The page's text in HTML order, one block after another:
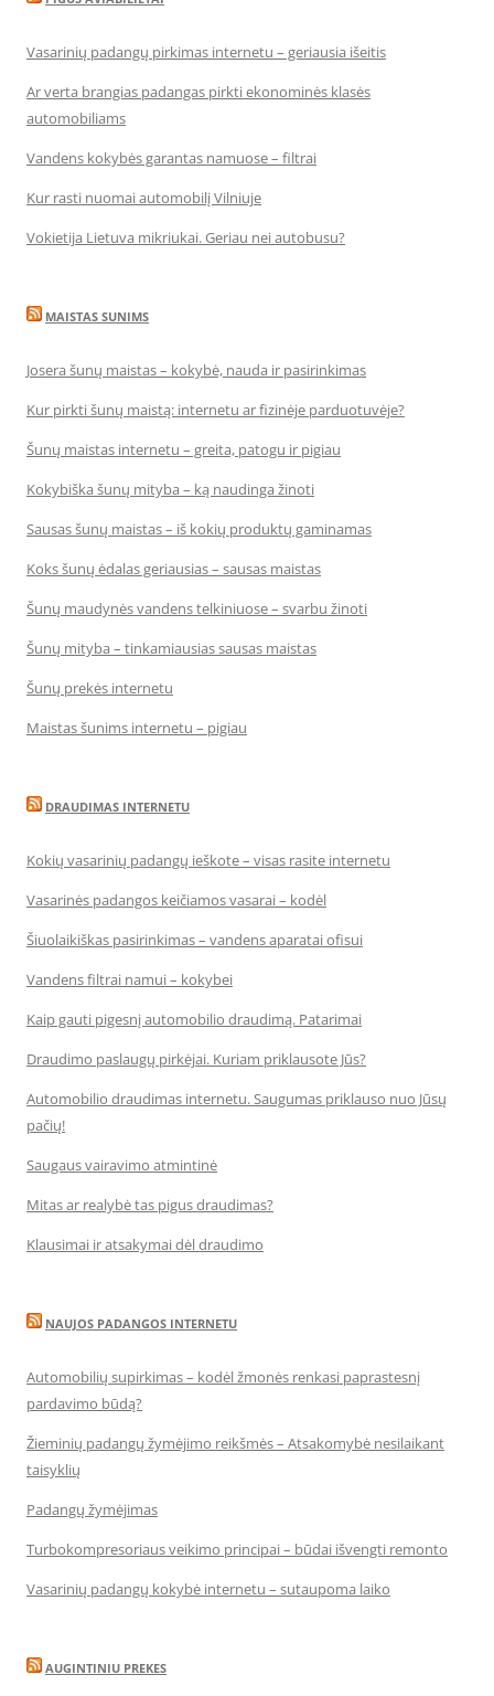
Vasarinių padangų pirkimas internetu – geriausia išeitis
Ar verta brangias padangas pirkti ekonominės klasės
automobiliams
Vandens kokybės garantas namuose – filtrai
Kur rasti nuomai automobilį Vilniuje
Vokietija Lietuva mikriukai. Geriau nei autobusu?
MAISTAS SUNIMS
Josera šunų maistas – kokybė, nauda ir pasirinkimas
Kur pirkti šunų maistą: internetu ar fizinėje parduotuvėje?
Šunų maistas internetu – greita, patogu ir pigiau
Kokybiška šunų mityba – ką naudinga žinoti
Sausas šunų maistas – iš kokių produktų gaminamas
Koks šunų ėdalas geriausias – sausas maistas
Šunų maudynės vandens telkiniuose – svarbu žinoti
Šunų mityba – tinkamiausias sausas maistas
Šunų prekės internetu
Maistas šunims internetu – pigiau
DRAUDIMAS INTERNETU
Kokių vasarinių padangų ieškote – visas rasite internetu
Vasarinės padangos keičiamos vasarai – kodėl
Šiuolaikiškas pasirinkimas – vandens aparatai ofisui
Vandens filtrai namui – kokybei
Kaip gauti pigesnį automobilio draudimą. Patarimai
Draudimo paslaugų pirkėjai. Kuriam priklausote Jūs?
Automobilio draudimas internetu. Saugumas priklauso nuo Jūsų
pačių!
Saugaus vairavimo atmintinė
Mitas ar realybė tas pigus draudimas?
Klausimai ir atsakymai dėl draudimo
NAUJOS PADANGOS INTERNETU
Automobilių supirkimas – kodėl žmonės renkasi paprastesnį
pardavimo būdą?
Žieminių padangų žymėjimo reikšmės – Atsakomybė nesilaikant
taisyklių
Padangų žymėjimas
Turbokompresoriaus veikimo principai – būdai išvengti remonto
Vasarinių padangų kokybė internetu – sutaupoma laiko
AUGINTINIU PREKES